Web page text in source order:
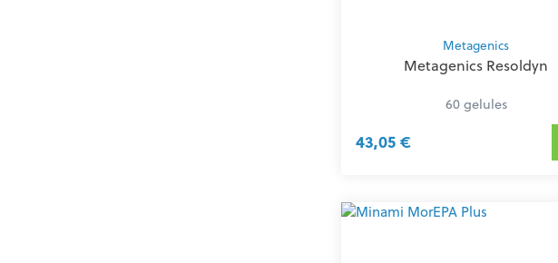
Metagenics
Metagenics Resoldyn
60 gelules
43,05 €